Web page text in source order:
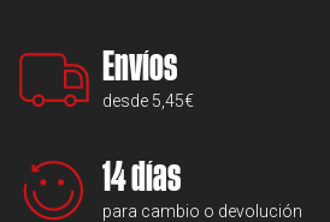
Envíos
desde 5,45€
14 días
para cambio o devolución